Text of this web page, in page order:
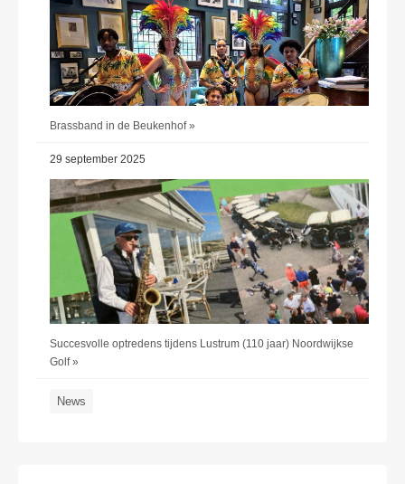
Brassband in de Beukenhof »
29 september 2025
Succesvolle optredens tijdens Lustrum (110 jaar) Noordwijkse
Golf »
News